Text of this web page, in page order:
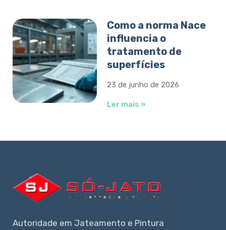
Como a norma Nace
influencia o
tratamento de
superfícies
23 de junho de 2026
Ler mais »
Autoridade em Jateamento e Pintura